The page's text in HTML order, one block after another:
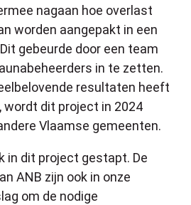
nagaan hoe overlast
worden aangepakt in een
gebeurde door een team
in te zetten.
resultaten heeft
wordt dit project in 2024
Vlaamse gemeenten.
in dit project gestapt. De
ANB zijn ook in onze
om de nodige